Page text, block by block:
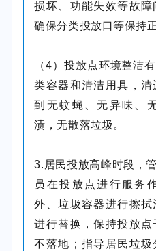
损坏、功能失效等故障
确保分类投放口等保持
（4）投放点环境整洁
类容器和清洁用具，
到无蚊蝇、无异味、
渍，无散落垃圾。
3.居民投放高峰时段，
员在投放点进行服务
外、垃圾容器进行擦
进行替换，保持投放
不落地；指导居民垃